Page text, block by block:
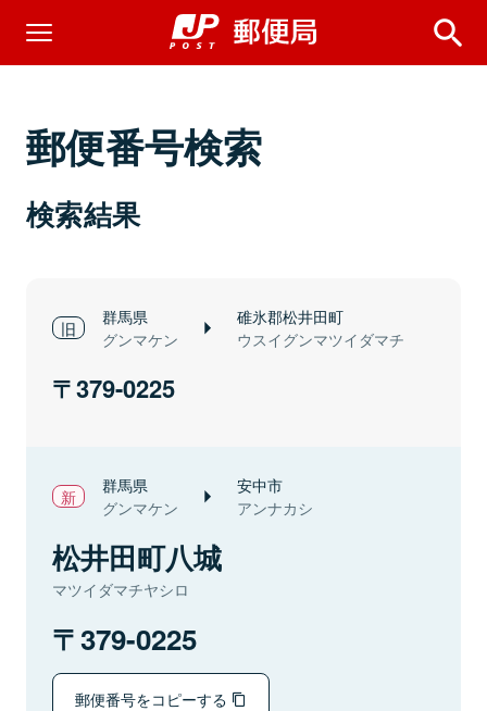
郵便番号検索
検索結果
群馬県
グンマケン
碓氷郡松井田町
ウスイグンマツイダマチ
379-0225
群馬県
グンマケン
安中市
アンナカシ
松井田町八城
マツイダマチヤシロ
379-0225
郵便番号をコピーする